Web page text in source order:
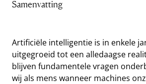
Samenvatting
Artificiële intelligentie is in enkele
uitgegroeid tot een alledaagse
blijven fundamentele vragen
wij als mens wanneer machines